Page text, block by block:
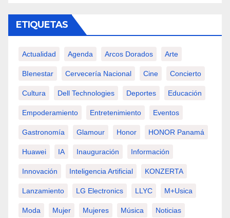
ETIQUETAS
Actualidad Agenda Arcos Dorados Arte
BIenestar Cervecería Nacional Cine Concierto
Cultura Dell Technologies Deportes Educación
Empoderamiento Entretenimiento Eventos
Gastronomía Glamour Honor HONOR Panamá
Huawei IA Inauguración Información
Innovación Inteligencia Artificial KONZERTA
Lanzamiento LG Electronics LLYC M+usica
Moda Mujer Mujeres Música Noticias